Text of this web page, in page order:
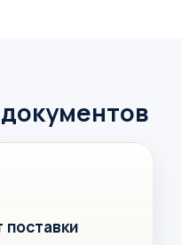
поставки